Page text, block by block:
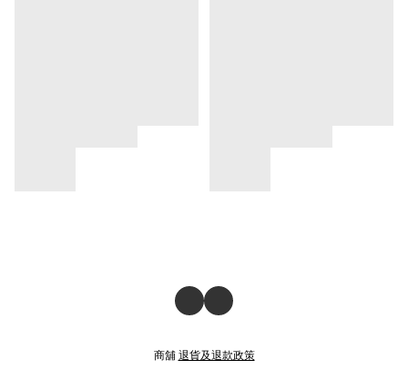
商舖 退貨及退款政策